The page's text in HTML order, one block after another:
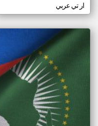
كاتبيها.ار تي عربي